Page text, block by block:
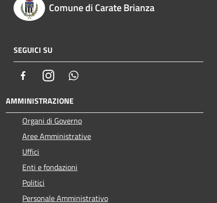
Comune di Carate Brianza
SEGUICI SU
FacebookInstagram
AMMINISTRAZIONE
Organi di Governo
Aree Amministrative
Uffici
Enti e fondazioni
Politici
Personale Amministrativo